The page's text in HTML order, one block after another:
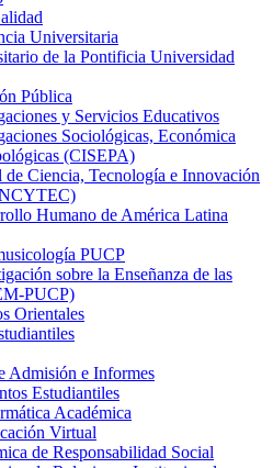
Universitaria
de la Pontificia Universidad
Pública
y Servicios Educativos
Sociológicas, Económica
(CISEPA)
Ciencia, Tecnología e Innovación
Humano de América Latina
PUCP
sobre la Enseñanza de las
PUCP)
Orientales
Admisión e Informes
Estudiantiles
Académica
Virtual
de Responsabilidad Social